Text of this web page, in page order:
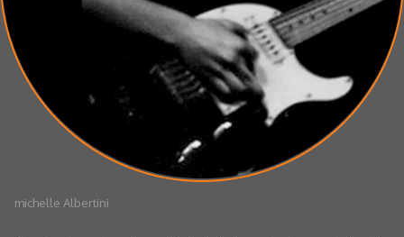
michelle Albertini